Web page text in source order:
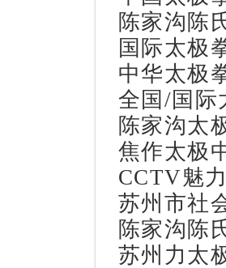
陈家沟陈
国际太极
中华太极
全国/国际
陈家沟太
焦作太极
CCTV魅
苏州市社
陈家沟陈
苏州力太